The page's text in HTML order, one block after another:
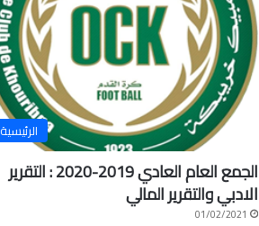
الرئيسية
الجمع العام العادي 2019-2020 : التقرير
الادبي والتقرير المالي
01/02/2021